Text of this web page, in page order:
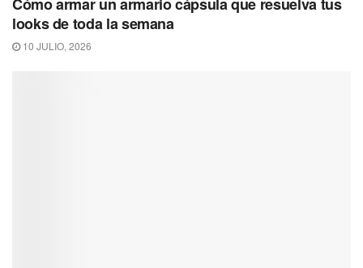
Cómo armar un armario cápsula que resuelva tus
looks de toda la semana
10 JULIO, 2026